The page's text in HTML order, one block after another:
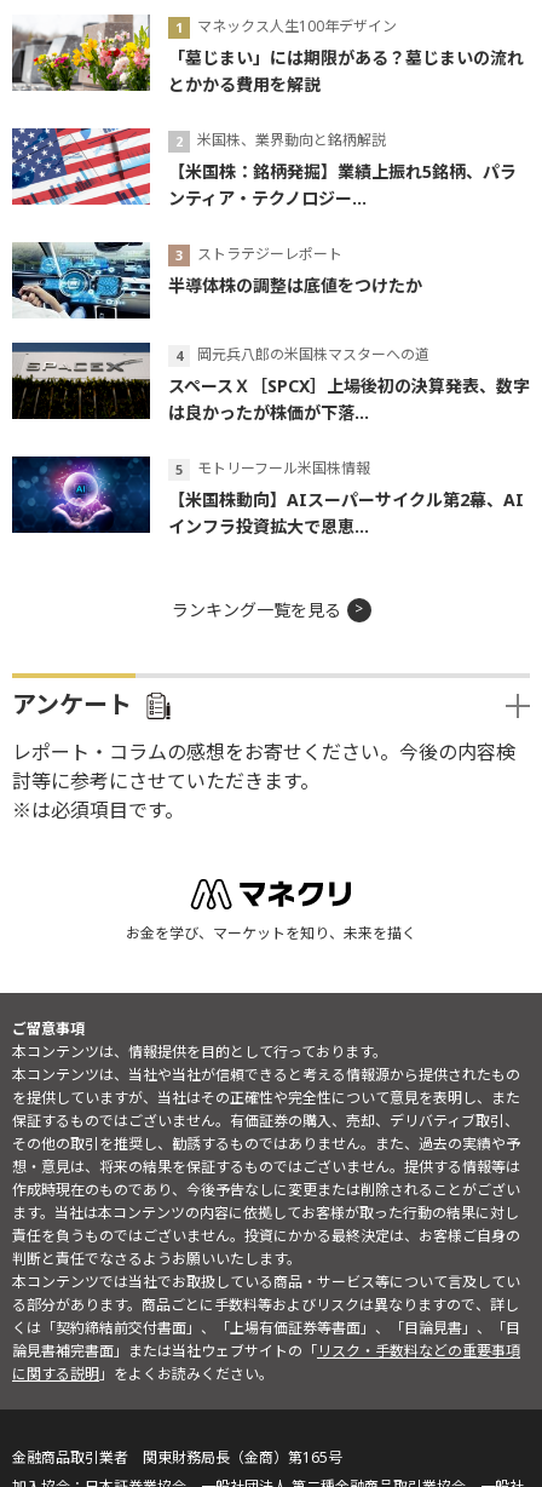
マネックス人生100年デザイン
「墓じまい」には期限がある？墓じまいの流れ
とかかる費用を解説
米国株、業界動向と銘柄解説
【米国株：銘柄発掘】業績上振れ5銘柄、パラ
ンティア・テクノロジー...
ストラテジーレポート
半導体株の調整は底値をつけたか
岡元兵八郎の米国株マスターへの道
スペースＸ［SPCX］上場後初の決算発表、数字
は良かったが株価が下落...
モトリーフール米国株情報
【米国株動向】AIスーパーサイクル第2幕、AI
インフラ投資拡大で恩恵...
ランキング一覧を見る
アンケート
レポート・コラムの感想をお寄せください。今後の内容検
討等に参考にさせていただきます。
※は必須項目です。
お金を学び、マーケットを知り、未来を描く
ご留意事項
本コンテンツは、情報提供を目的として行っております。
本コンテンツは、当社や当社が信頼できると考える情報源から提供されたもの
を提供していますが、当社はその正確性や完全性について意見を表明し、また
保証するものではございません。有価証券の購入、売却、デリバティブ取引、
その他の取引を推奨し、勧誘するものではありません。また、過去の実績や予
想・意見は、将来の結果を保証するものではございません。提供する情報等は
作成時現在のものであり、今後予告なしに変更または削除されることがござい
ます。当社は本コンテンツの内容に依拠してお客様が取った行動の結果に対し
責任を負うものではございません。投資にかかる最終決定は、お客様ご自身の
判断と責任でなさるようお願いいたします。
本コンテンツでは当社でお取扱している商品・サービス等について言及してい
る部分があります。商品ごとに手数料等およびリスクは異なりますので、詳し
くは「契約締結前交付書面」、「上場有価証券等書面」、「目論見書」、「目
論見書補完書面」または当社ウェブサイトの「リスク・手数料などの重要事項
に関する説明」をよくお読みください。
金融商品取引業者 関東財務局長（金商）第165号